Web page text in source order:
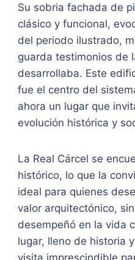
Su sobria fachada de
clásico y funcional,
del periodo ilustrado,
guarda testimonios de
desarrollaba. Este
fue el centro del
ahora un lugar que
evolución histórica y
La Real Cárcel se
histórico, lo que la
ideal para quienes
valor arquitectónico,
desempeñó en la vida
lugar, lleno de historia
visita imprescindible